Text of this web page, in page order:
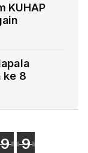
KUHAP
ke 8
9 9